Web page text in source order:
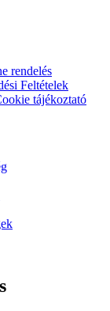
rendelés
Feltételek
tájékoztató